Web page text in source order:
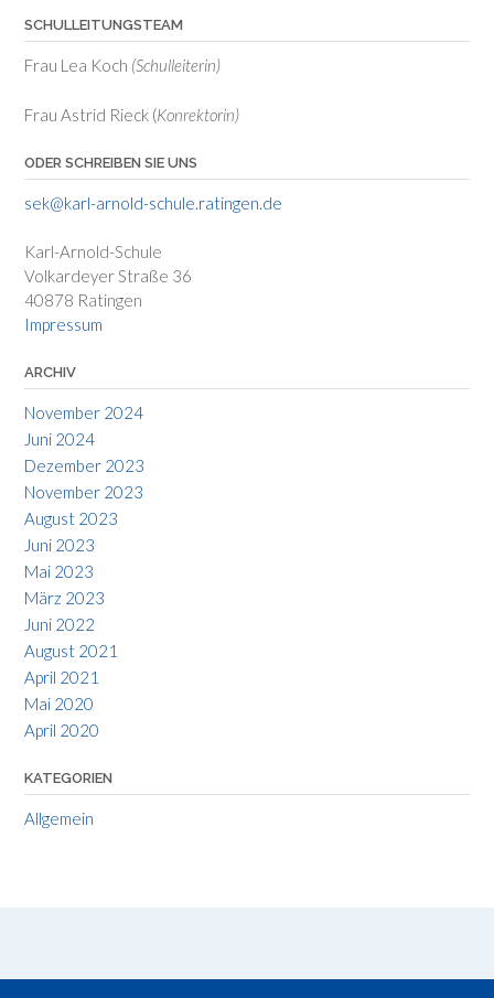
SCHULLEITUNGSTEAM
Frau Lea Koch (Schulleiterin)
Frau Astrid Rieck (Konrektorin)
ODER SCHREIBEN SIE UNS
sek@karl-arnold-schule.ratingen.de
Karl-Arnold-Schule
Volkardeyer Straße 36
40878 Ratingen
Impressum
ARCHIV
November 2024
Juni 2024
Dezember 2023
November 2023
August 2023
Juni 2023
Mai 2023
März 2023
Juni 2022
August 2021
April 2021
Mai 2020
April 2020
KATEGORIEN
Allgemein